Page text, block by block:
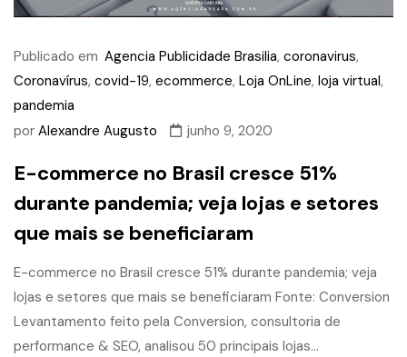
Publicado em Agencia Publicidade Brasilia, coronavirus,
Coronavírus, covid-19, ecommerce, Loja OnLine, loja virtual,
pandemia
por Alexandre Augusto junho 9, 2020
E-commerce no Brasil cresce 51%
durante pandemia; veja lojas e setores
que mais se beneficiaram
E-commerce no Brasil cresce 51% durante pandemia; veja
lojas e setores que mais se beneficiaram Fonte: Conversion
Levantamento feito pela Conversion, consultoria de
performance & SEO, analisou 50 principais lojas...